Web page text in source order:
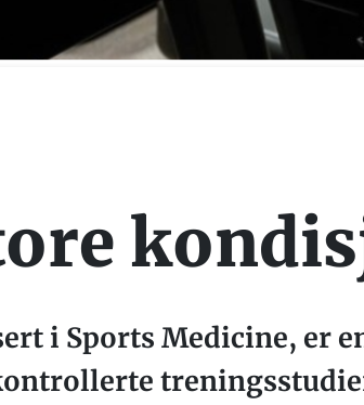
i Sports Medicine, er